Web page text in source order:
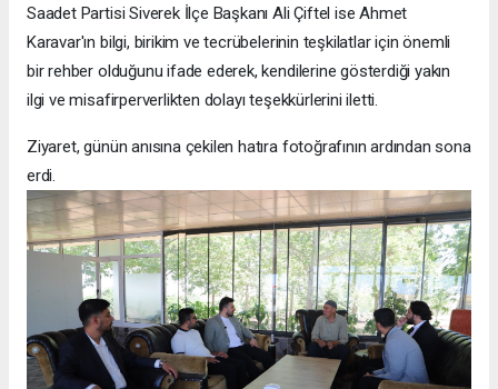
Saadet Partisi Siverek İlçe Başkanı Ali Çiftel ise Ahmet
Karavar'ın bilgi, birikim ve tecrübelerinin teşkilatlar için önemli
bir rehber olduğunu ifade ederek, kendilerine gösterdiği yakın
ilgi ve misafirperverlikten dolayı teşekkürlerini iletti.
Ziyaret, günün anısına çekilen hatıra fotoğrafının ardından sona
erdi.